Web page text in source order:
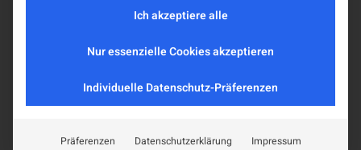
Ich akzeptiere alle
Nur essenzielle Cookies akzeptieren
Individuelle Datenschutz-Präferenzen
Präferenzen Datenschutzerklärung Impressum